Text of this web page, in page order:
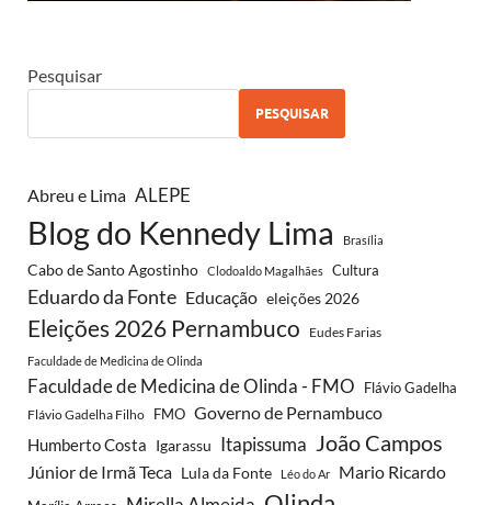
Pesquisar
PESQUISAR
Abreu e Lima ALEPE
Blog do Kennedy Lima Brasília
Cabo de Santo Agostinho Clodoaldo Magalhães Cultura
Eduardo da Fonte Educação eleições 2026
Eleições 2026 Pernambuco Eudes Farias
Faculdade de Medicina de Olinda
Faculdade de Medicina de Olinda - FMO Flávio Gadelha
Flávio Gadelha Filho FMO Governo de Pernambuco
Humberto Costa Igarassu Itapissuma João Campos
Júnior de Irmã Teca Lula da Fonte Léo do Ar Mario Ricardo